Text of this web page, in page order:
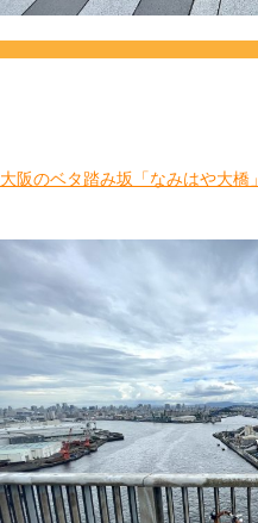
大阪のベタ踏み坂「なみはや大橋」